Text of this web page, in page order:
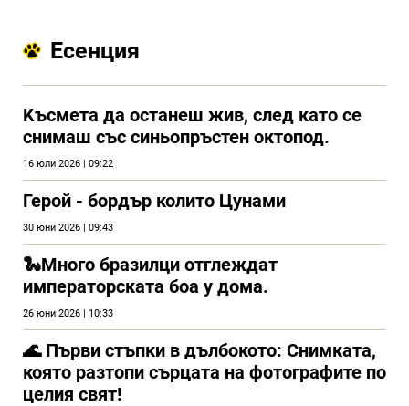
Есенция
Kъсмета да останеш жив, след като се
снимаш със синьопръстен октопод.
16 юли 2026 | 09:22
Герой - бордър колито Цунами
30 юни 2026 | 09:43
🐍Много бразилци отглеждат
императорската боа у дома.
26 юни 2026 | 10:33
🌊 Първи стъпки в дълбокото: Снимката,
която разтопи сърцата на фотографите по
целия свят!